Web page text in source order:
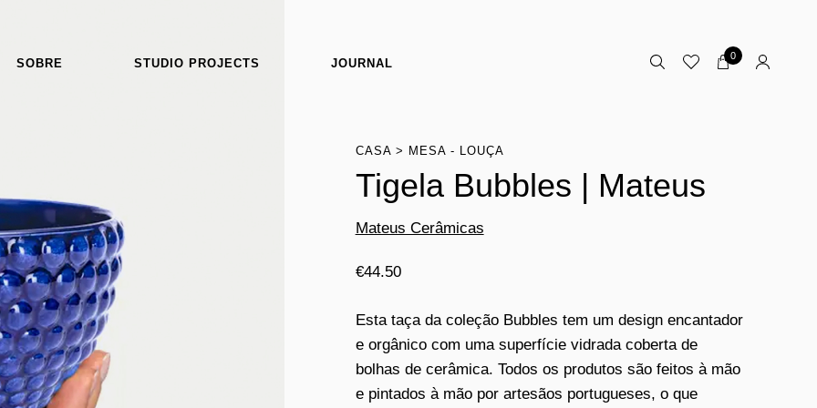
SOBRE STUDIO PROJECTS JOURNAL
0
CASA MESA - LOUÇA
Tigela Bubbles | Mateus
Mateus Cerâmicas
€44.50
Esta taça da coleção Bubbles tem um design encantador
e orgânico com uma superfície vidrada coberta de
bolhas de cerâmica. Todos os produtos são feitos à mão
e pintados à mão por artesãos portugueses, o que